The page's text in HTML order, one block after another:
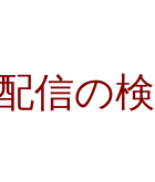
信の